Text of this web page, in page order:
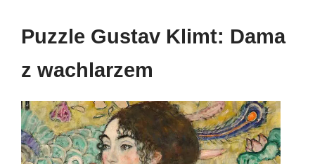
Puzzle Gustav Klimt: Dama
z wachlarzem